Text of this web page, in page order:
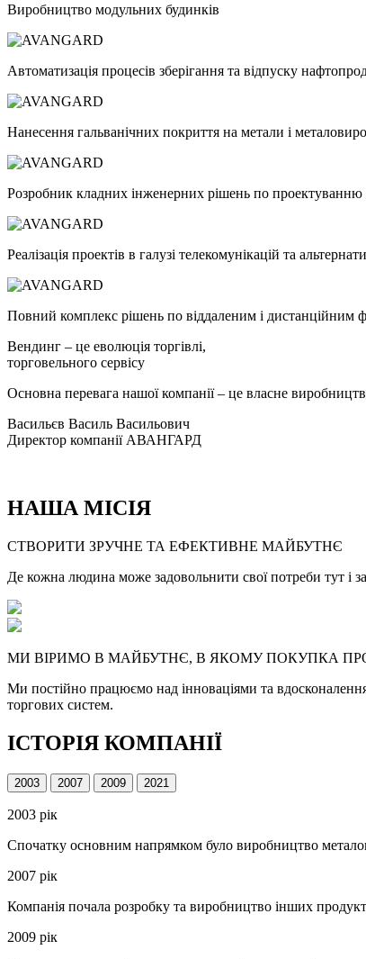
Виробництво модульних будинків
Автоматизація процесів зберігання та відпуску
Нанесення гальванічних покриття на метали і
Розробник кладних інженерних рішень по проектуванню
Реалізація проектів в галузі телекомунікацій та
Повний комплекс рішень по віддаленим і дистанційним
Вендинг – це еволюція торгівлі,
торговельного сервісу
Основна перевага нашої компанії – це власне
Васильєв Василь Васильович
Директор компанії АВАНГАРД
НАШАМІСІЯ
СТВОРИТИ ЗРУЧНЕ ТА ЕФЕКТИВНЕ МАЙБУТНЄ
Де кожна людина може задовольнити свої потреби тут і
МИ ВІРИМО В МАЙБУТНЄ, В ЯКОМУПОКУПКА
Ми постійно працюємо над інноваціями та
торгових систем.
ІСТОРІЯ КОМПАНІЇ
2003 2007 2009 2021
2003 рік
Спочатку основним напрямком було виробництво
2007 рік
Компанія почала розробку та виробництво інших
2009 рік